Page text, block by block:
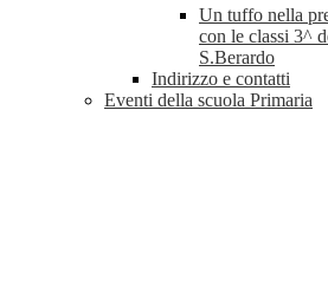
Un tuffo nella
con le classi 3^
S.Berardo
Indirizzo e contatti
Eventi della scuola Primaria